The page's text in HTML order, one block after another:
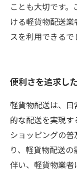
ことも大切です
ける軽貨物配送
スを利用できるで
便利さを追求し
軽貨物配送は、
的な配送を実現
ショッピングの
り、軽貨物配送
伴い、軽貨物業